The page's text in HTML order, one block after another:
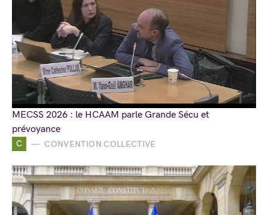
C CONVENTION COLLECTIVE
MECSS 2026 : le HCAAM parle Grande Sécu et
prévoyance